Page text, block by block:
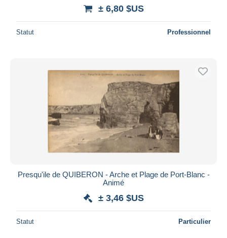
± 6,80 $US
Statut Professionnel
Presqu'ile de QUIBERON - Arche et Plage de Port-Blanc -
Animé
± 3,46 $US
Statut Particulier